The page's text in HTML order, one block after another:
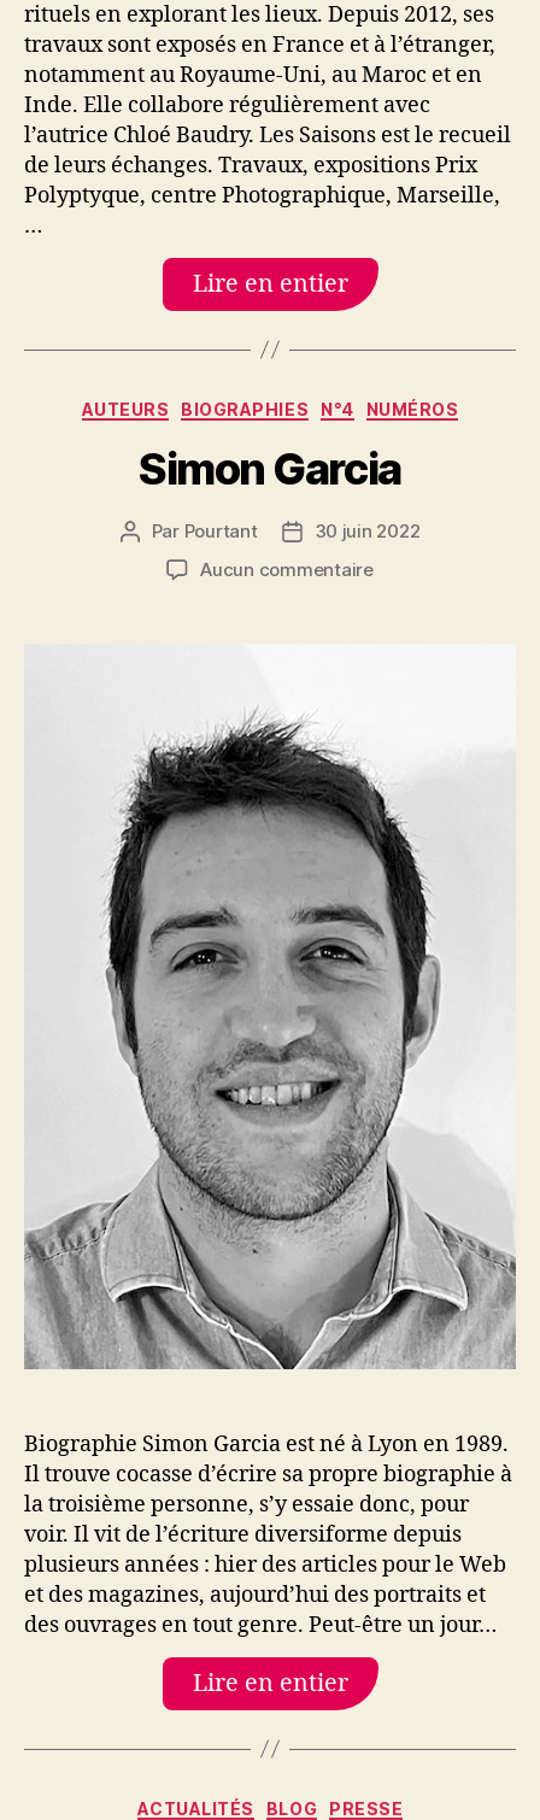
rituels en explorant les lieux. Depuis 2012, ses
travaux sont exposés en France et à l’étranger,
notamment au Royaume-Uni, au Maroc et en
Inde. Elle collabore régulièrement avec
l’autrice Chloé Baudry. Les Saisons est le recueil
de leurs échanges. Travaux, expositions Prix
Polyptyque, centre Photographique, Marseille,
…
Lire en entier
Catégories
AUTEURS BIOGRAPHIES N°4 NUMÉROS
Simon Garcia
Auteur
l’article
Par Pourtant
Date30 juin 2022
Aucun commentairesur
Biographie Simon Garcia est né à Lyon en 1989.
Il trouve cocasse d’écrire sa propre biographie à
la troisième personne, s’y essaie donc, pour
voir. Il vit de l’écriture diversiforme depuis
plusieurs années : hier des articles pour le Web
et des magazines, aujourd’hui des portraits et
des ouvrages en tout genre. Peut-être un jour…
Lire en entier
Catégories
ACTUALITÉS BLOG PRESSE